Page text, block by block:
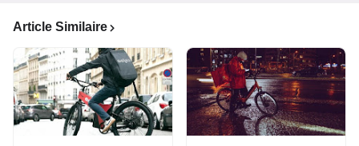
Article Similaire